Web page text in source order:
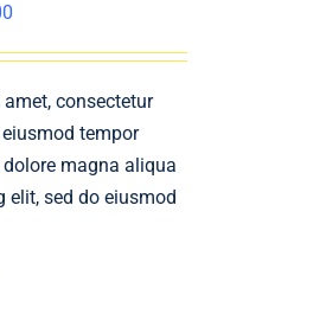
consectetur
tempor
magna aliqua
elit, sed do eiusmod